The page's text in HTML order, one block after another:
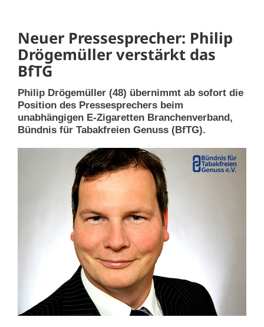
Neuer Pressesprecher: Philip
Drögemüller verstärkt das
BfTG
Philip Drögemüller (48) übernimmt ab sofort die
Position des Pressesprechers beim
unabhängigen E-Zigaretten Branchenverband,
Bündnis für Tabakfreien Genuss (BfTG).